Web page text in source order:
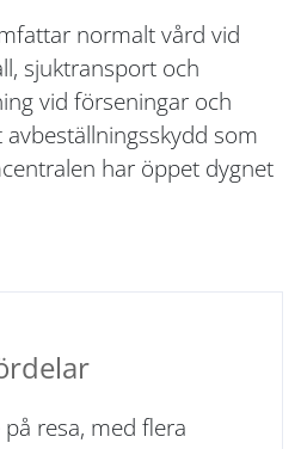
normalt vård vid
sjuktransport och
vid förseningar och
som
har öppet dygnet
resa, med flera